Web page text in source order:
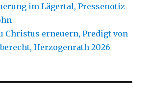
im Lägertal, Pressenotiz
Christus erneuern, Predigt von
Herzogenrath 2026